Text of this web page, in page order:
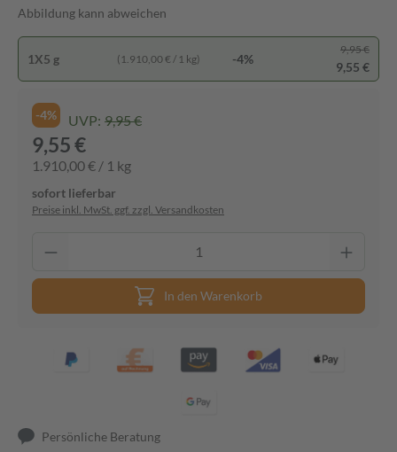
Abbildung kann abweichen
1X5 g (1.910,00 € / 1 kg) -4%
9,95 €
9,55 €
-4% UVP: 9,95 €
9,55 €
1.910,00 € / 1 kg
sofort lieferbar
Preise inkl. MwSt. ggf. zzgl. Versandkosten
In den Warenkorb
Persönliche Beratung